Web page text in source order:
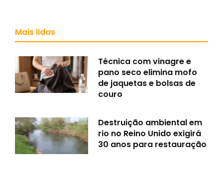
Mais lidas
Técnica com vinagre e
pano seco elimina mofo
de jaquetas e bolsas de
couro
Destruição ambiental em
rio no Reino Unido exigirá
30 anos para restauração